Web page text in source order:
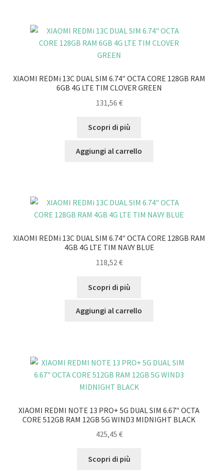
XIAOMI REDMi 13C DUAL SIM 6.74″ OCTA CORE 128GB RAM
6GB 4G LTE TIM CLOVER GREEN
131,56 €
Scopri di più
Aggiungi al carrello
XIAOMI REDMi 13C DUAL SIM 6.74″ OCTA CORE 128GB RAM
4GB 4G LTE TIM NAVY BLUE
118,52 €
Scopri di più
Aggiungi al carrello
XIAOMI REDMI NOTE 13 PRO+ 5G DUAL SIM 6.67″ OCTA
CORE 512GB RAM 12GB 5G WIND3 MIDNIGHT BLACK
425,45 €
Scopri di più